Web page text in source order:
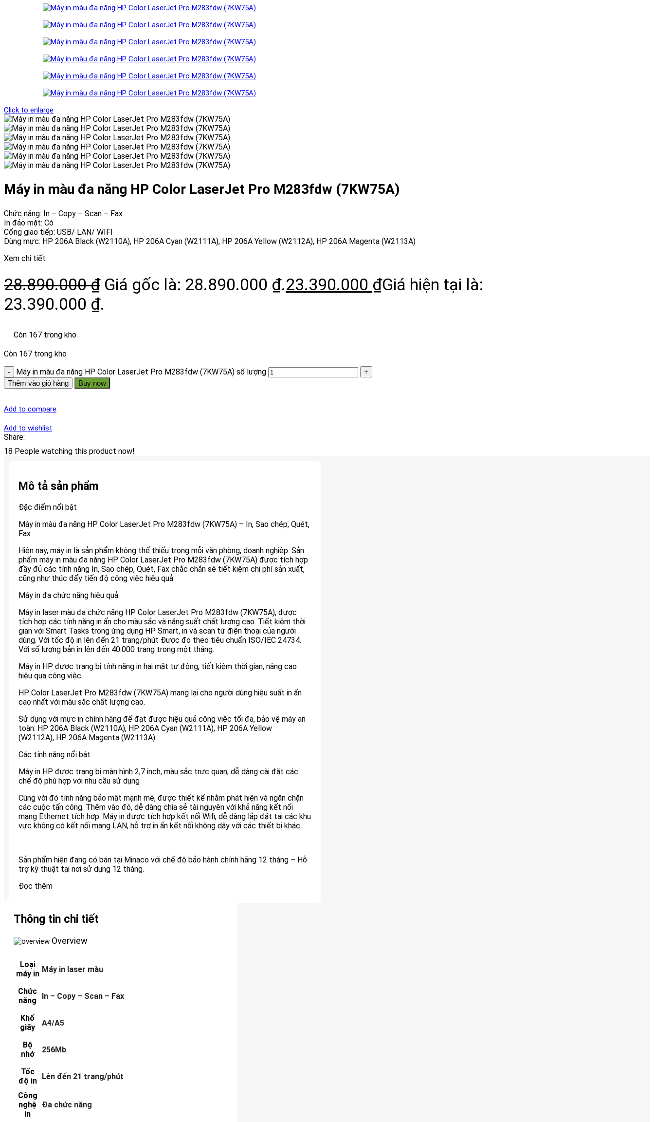
Click to enlarge
Máy in màu đa năng HP Color LaserJet Pro M283fdw (7KW75A)
Chức năng: In – Copy – Scan – Fax
In đảo mặt: Có
Cổng giao tiếp: USB/ LAN/ WIFI
Dùng mực: HP 206A Black (W2110A), HP 206A Cyan (W2111A), HP 206A Yellow (W2112A), HP 206A Magenta (W2113A)
Xem chi tiết
28.890.000₫ Giá gốc là: 28.890.000 ₫.23.390.000 ₫Giá hiện tại là:
23.390.000 ₫.
Còn 167 trong kho
Còn 167 trong kho
Máy in màu đa năng HP Color LaserJet Pro M283fdw (7KW75A) số lượng
Thêm vào giỏ hàng Buy now
Add to compare
Add to wishlist
Share:
18 People watching this product now!
Mô tả sản phẩm
Đặc điểm nổi bật
Máy in màu đa năng HP Color LaserJet Pro M283fdw (7KW75A) – In, Sao chép, Quét,
Fax
Hiện nay, máy in là sản phẩm không thể thiếu trong mỗi văn phòng, doanh nghiệp. Sản
phẩm máy in màu đa năng HP Color LaserJet Pro M283fdw (7KW75A) được tích hợp
đầy đủ các tính năng In, Sao chép, Quét, Fax chắc chắn sẽ tiết kiệm chi phí sản xuất,
cũng như thúc đẩy tiến độ công việc hiệu quả.
Máy in đa chức năng hiệu quả
Máy in laser màu đa chức năng HP Color LaserJet Pro M283fdw (7KW75A), được
tích hợp các tính năng in ấn cho màu sắc và năng suất chất lượng cao. Tiết kiệm thời
gian với Smart Tasks trong ứng dụng HP Smart, in và scan từ điện thoại của người
dùng. Với tốc độ in lên đến 21 trang/phút Được đo theo tiêu chuẩn ISO/IEC 24734.
Với số lượng bản in lên đến 40.000 trang trong một tháng.
Máy in HP được trang bị tính năng in hai mặt tự động, tiết kiệm thời gian, nâng cao
hiệu qua công việc.
HP Color LaserJet Pro M283fdw (7KW75A) mang lại cho người dùng hiệu suất in ấn
cao nhất với màu sắc chất lượng cao.
Sử dụng với mực in chính hãng để đạt được hiệu quả công việc tối đa, bảo vệ máy an
toàn: HP 206A Black (W2110A), HP 206A Cyan (W2111A), HP 206A Yellow
(W2112A), HP 206A Magenta (W2113A)
Các tính năng nổi bật
Máy in HP được trang bị màn hình 2,7 inch, màu sắc trực quan, dễ dàng cài đặt các
chế độ phù hợp với nhu cầu sử dụng
Cùng với đó tính năng bảo mật mạnh mẽ, được thiết kế nhằm phát hiện và ngăn chặn
các cuộc tấn công. Thêm vào đó, dễ dàng chia sẻ tài nguyên với khả năng kết nối
mạng Ethernet tích hợp. Máy in được tích hợp kết nối Wifi, dễ dàng lắp đặt tại các khu
vực không có kết nối mạng LAN, hỗ trợ in ấn kết nối không dây với các thiết bị khác.
Sản phẩm hiện đang có bán tại Minaco với chế độ bảo hành chính hãng 12 tháng – Hỗ
trợ kỹ thuật tại nơi sử dụng 12 tháng.
Đọc thêm
Thông tin chi tiết
Overview
Loại
máy in Máy in laser màu
Chức
năng
In – Copy – Scan – Fax
Khổ
giấy
A4/A5
Bộ
nhớ
256Mb
Tốc
độ in
Lên đến 21 trang/phút
Công
nghệ
in
Đa chức năng